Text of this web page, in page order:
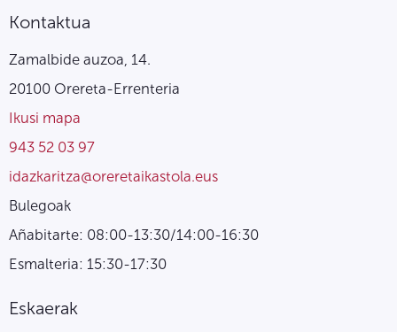
Kontaktua
Zamalbide auzoa, 14.
20100 Orereta-Errenteria
Ikusi mapa
943 52 03 97
idazkaritza@oreretaikastola.eus
Bulegoak
Añabitarte: 08:00-13:30/14:00-16:30
Esmalteria: 15:30-17:30
Eskaerak